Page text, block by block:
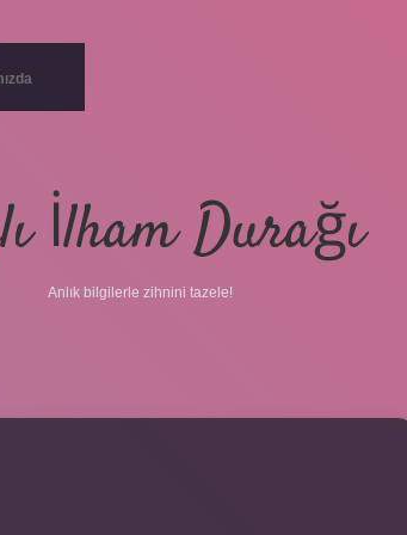
İlham Durağı
Anlık bilgilerle zihnini tazele!